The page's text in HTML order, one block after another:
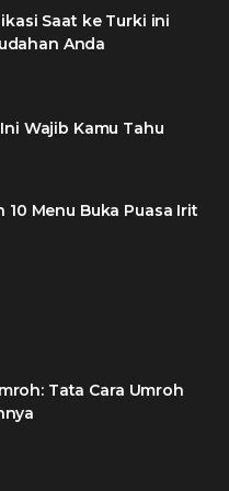
a
e
Saat ke Turki ini
Anda
Wajib Kamu Tahu
Menu Buka Puasa Irit
Tata Cara Umroh